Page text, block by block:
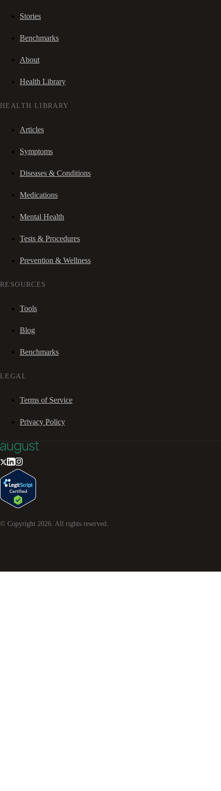
Stories
Benchmarks
About
Health Library
HEALTH LIBRARY
Articles
Symptoms
Diseases & Conditions
Medications
Mental Health
Tests & Procedures
Prevention & Wellness
RESOURCES
Tools
Blog
Benchmarks
LEGAL
Terms of Service
Privacy Policy
© Copyright 2026. All rights reserved.